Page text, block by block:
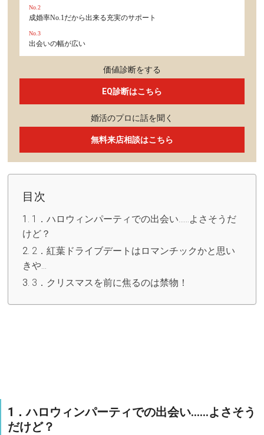
No.2
成婚率No.1だから出来る充実のサポート
No.3
出会いの幅が広い
価値診断をする
EQ診断はこちら
婚活のプロに話を聞く
無料来店相談はこちら
目次
1．ハロウィンパーティでの出会い……よさそうだ
けど？
2．紅葉ドライブデートはロマンチックかと思い
きや…
3．クリスマスを前に焦るのは禁物！
1．ハロウィンパーティでの出会い……よさそう
だけど？